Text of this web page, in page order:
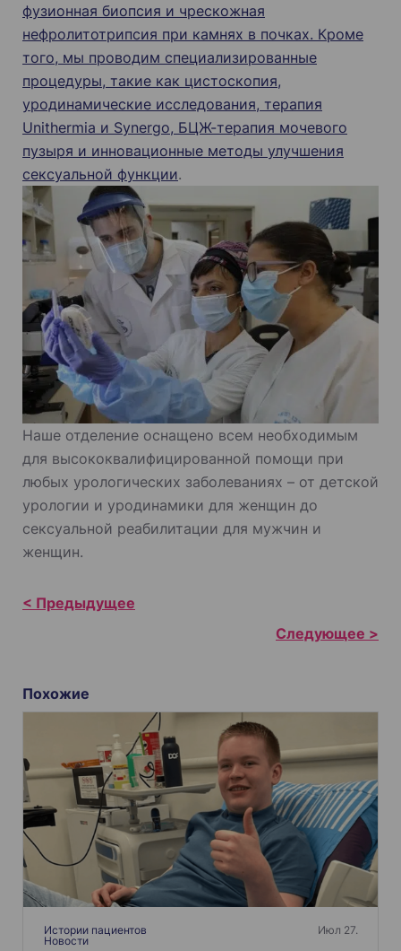
фузионная биопсия и чрескожная
нефролитотрипсия при камнях в почках. Кроме
того, мы проводим специализированные
процедуры, такие как цистоскопия,
уродинамические исследования, терапия
Unithermia и Synergo, БЦЖ-терапия мочевого
пузыря и инновационные методы улучшения
сексуальной функции.
Наше отделение оснащено всем необходимым
для высококвалифицированной помощи при
любых урологических заболеваниях – от детской
урологии и уродинамики для женщин до
сексуальной реабилитации для мужчин и
женщин.
Н
и
г
ц
и
я
п
о
з
а
Похожие
Истории пациентов
Новости
Июл 27.